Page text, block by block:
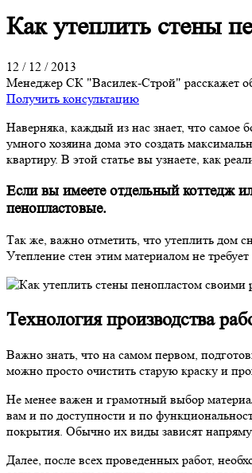
Как утеплить стены
12 / 12 / 2013
Менеджер СК "Василек-Строй" расскажет об
Получить консультацию
Наверняка, каждый из нас знает, что самое
умного хозяина дома это создать
квартиру. В этой статье вы узнаете, как
Если вы имеете отдельный коттедж
пенопластовые.
Так же, важно отметить, что утеплить дом
Утепление стен этим материалом не
Технология производства
Важно знать, что на самом первом,
можно просто очистить старую краску и
Не менее важен и грамотный выбор
вам и по доступности и по
покрытия. Обычно их виды зависят
Далее, после всех проведенных работ,